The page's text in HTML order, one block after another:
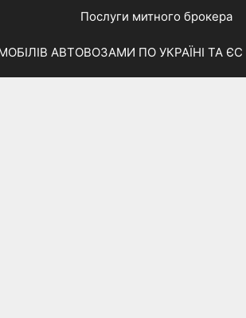
Послуги митного брокера
АВТОВОЗАМИ ПО УКРАЇНІ ТА ЄС